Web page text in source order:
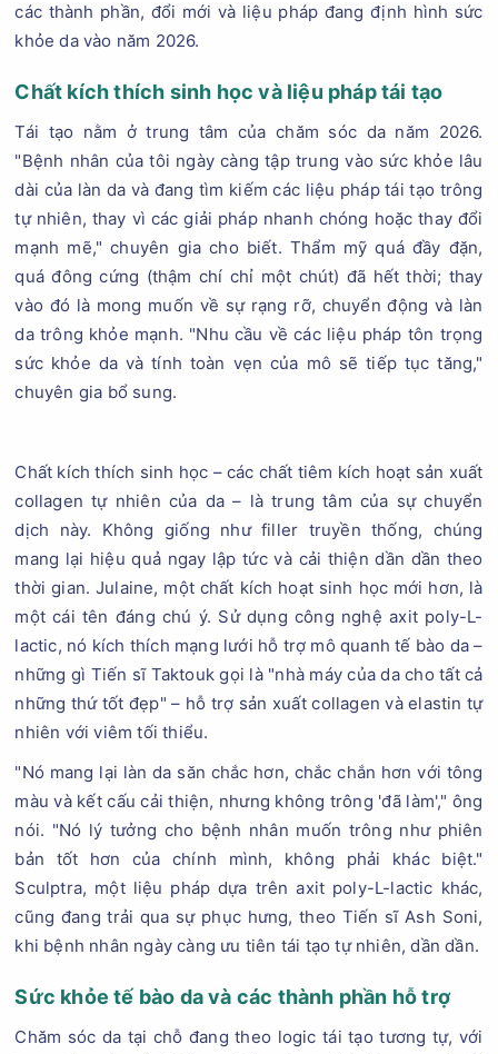
các thành phần, đổi mới và liệu pháp đang định hình sức
khỏe da vào năm 2026.
Chất kích thích sinh học và liệu pháp tái tạo
Tái tạo nằm ở trung tâm của chăm sóc da năm 2026.
"Bệnh nhân của tôi ngày càng tập trung vào sức khỏe lâu
dài của làn da và đang tìm kiếm các liệu pháp tái tạo trông
tự nhiên, thay vì các giải pháp nhanh chóng hoặc thay đổi
mạnh mẽ," chuyên gia cho biết. Thẩm mỹ quá đầy đặn,
quá đông cứng (thậm chí chỉ một chút) đã hết thời; thay
vào đó là mong muốn về sự rạng rỡ, chuyển động và làn
da trông khỏe mạnh. "Nhu cầu về các liệu pháp tôn trọng
sức khỏe da và tính toàn vẹn của mô sẽ tiếp tục tăng,"
chuyên gia bổ sung.
Chất kích thích sinh học – các chất tiêm kích hoạt sản xuất
collagen tự nhiên của da – là trung tâm của sự chuyển
dịch này. Không giống như filler truyền thống, chúng
mang lại hiệu quả ngay lập tức và cải thiện dần dần theo
thời gian. Julaine, một chất kích hoạt sinh học mới hơn, là
một cái tên đáng chú ý. Sử dụng công nghệ axit poly-L-
lactic, nó kích thích mạng lưới hỗ trợ mô quanh tế bào da –
những gì Tiến sĩ Taktouk gọi là "nhà máy của da cho tất cả
những thứ tốt đẹp" – hỗ trợ sản xuất collagen và elastin tự
nhiên với viêm tối thiểu.
"Nó mang lại làn da săn chắc hơn, chắc chắn hơn với tông
màu và kết cấu cải thiện, nhưng không trông 'đã làm'," ông
nói. "Nó lý tưởng cho bệnh nhân muốn trông như phiên
bản tốt hơn của chính mình, không phải khác biệt."
Sculptra, một liệu pháp dựa trên axit poly-L-lactic khác,
cũng đang trải qua sự phục hưng, theo Tiến sĩ Ash Soni,
khi bệnh nhân ngày càng ưu tiên tái tạo tự nhiên, dần dần.
Sức khỏe tế bào da và các thành phần hỗ trợ
Chăm sóc da tại chỗ đang theo logic tái tạo tương tự, với